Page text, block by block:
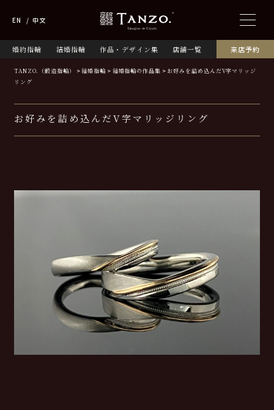
婚約指輪 結婚指輪 作品・デザイン集 店舗一覧 来店予約
EN 中文
TANZO.（鍛造指輪） 結婚指輪 結婚指輪の作品集
お好みを詰め込んだV字マリッジ
リング
お好みを詰め込んだV字マリッジリング